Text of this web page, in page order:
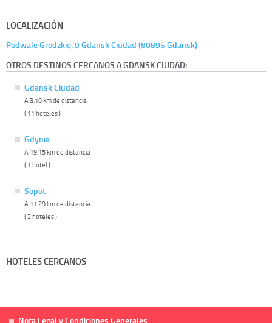
LOCALIZACIÓN
Podwale Grodzkie, 9 Gdansk Ciudad (80895 Gdansk)
OTROS DESTINOS CERCANOS A GDANSK CIUDAD:
Gdansk Ciudad
A 3.16 km de distancia
( 11 hoteles )
Gdynia
A 19.15 km de distancia
( 1 hotel )
Sopot
A 11.29 km de distancia
( 2 hoteles )
HOTELES CERCANOS
Nota Legal y Condiciones Generales